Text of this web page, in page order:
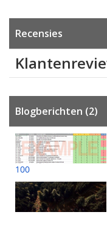
Recensies
Blogberichten (2)
100